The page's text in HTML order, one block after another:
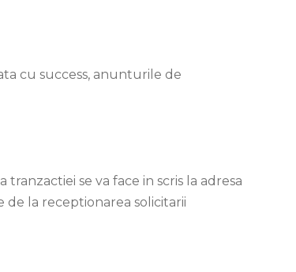
cu success, anunturile de
se va face in scris la adresa
la receptionarea solicitarii